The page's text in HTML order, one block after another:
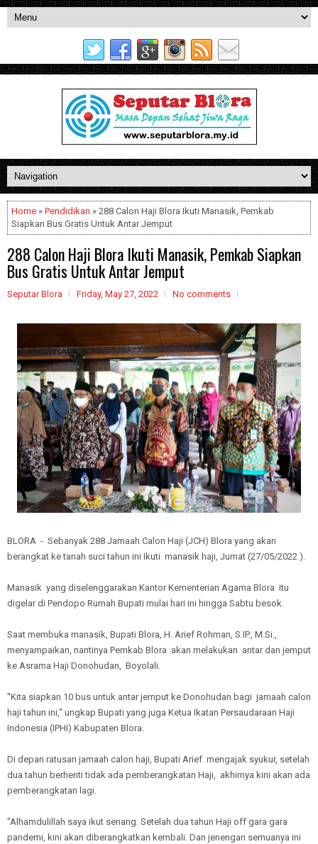
Home » Pendidikan » 288 Calon Haji Blora Ikuti Manasik, Pemkab
Siapkan Bus Gratis Untuk Antar Jemput
288 Calon Haji Blora Ikuti Manasik, Pemkab Siapkan
Bus Gratis Untuk Antar Jemput
Seputar Blora Friday, May 27, 2022 No comments
BLORA - Sebanyak 288 Jamaah Calon Haji (JCH) Blora yang akan
berangkat ke tanah suci tahun ini Ikuti manasik haji, Jumat (27/05/2022 ).
Manasik yang diselenggarakan Kantor Kementerian Agama Blora itu
digelar di Pendopo Rumah Bupati mulai hari ini hingga Sabtu besok.
Saat membuka manasik, Bupati Blora, H. Arief Rohman, S.IP., M.Si.,
menyampaikan, nantinya Pemkab Blora akan melakukan antar dan jemput
ke Asrama Haji Donohudan, Boyolali.
''Kita siapkan 10 bus untuk antar jemput ke Donohudan bagi jamaah calon
haji tahun ini," ungkap Bupati yang juga Ketua Ikatan Persaudaraan Haji
Indonesia (IPHI) Kabupaten Blora.
Di depan ratusan jamaah calon haji, Bupati Arief mengajak syukur, setelah
dua tahun berhenti tidak ada pemberangkatan Haji, akhirnya kini akan ada
pemberangkatan lagi.
"Alhamdulillah saya ikut senang. Setelah dua tahun Haji off gara gara
pandemi, kini akan diberangkatkan kembali. Dan jenengan semuanya ini